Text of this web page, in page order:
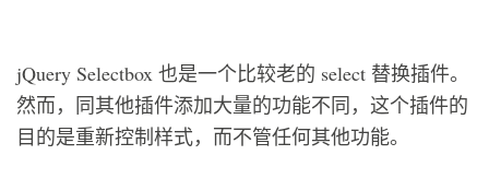
jQuery Selectbox 也是一个比较老的 select 替换插件。
然而，同其他插件添加大量的功能不同，这个插件的
目的是重新控制样式，而不管任何其他功能。